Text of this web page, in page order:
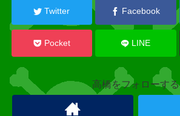
ー
百
獣
Twitter Facebook
Pocket LINE
高橋をフォローする